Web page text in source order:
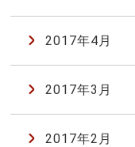
2017年4月
2017年3月
2017年2月